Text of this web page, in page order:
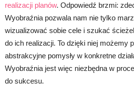
realizacji planów. Odpowiedź brzmi:
Wyobraźnia pozwala nam nie tylko
wizualizować sobie cele i szukać
do ich realizacji. To dzięki niej możemy
abstrakcyjne pomysły w konkretne
Wyobraźnia jest więc niezbędna w
do sukcesu.